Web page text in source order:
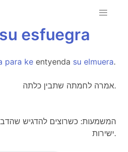
su esfuegra
para ke entyenda su elmuera.
אמרה לחמתה שתבין כלתה.
המשמעות: כשרוצים להדגיש
ישירות.